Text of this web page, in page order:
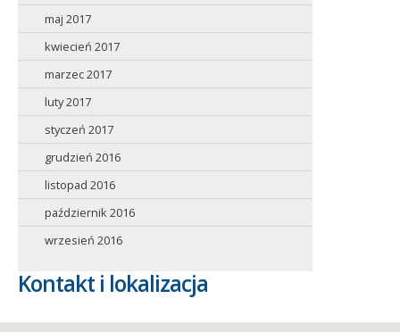
maj 2017
kwiecień 2017
marzec 2017
luty 2017
styczeń 2017
grudzień 2016
listopad 2016
październik 2016
wrzesień 2016
Kontakt i lokalizacja